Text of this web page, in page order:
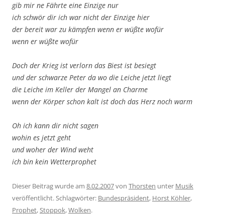
gib mir ne Fährte eine Einzige nur
ich schwör dir ich war nicht der Einzige hier
der bereit war zu kämpfen wenn er wüßte wofür
wenn er wüßte wofür
Doch der Krieg ist verlorn das Biest ist besiegt
und der schwarze Peter da wo die Leiche jetzt liegt
die Leiche im Keller der Mangel an Charme
wenn der Körper schon kalt ist doch das Herz noch warm
Oh ich kann dir nicht sagen
wohin es jetzt geht
und woher der Wind weht
ich bin kein Wetterprophet
Dieser Beitrag wurde am 8.02.2007von Thorsten unter Musik
veröffentlicht. Schlagwörter: Bundespräsident, Horst Köhler,
Prophet,Stoppok,Wolken.